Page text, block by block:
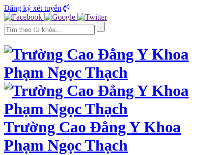
Đăng ký xét tuyển
Trường Cao Đẳng Y Khoa
Phạm Ngọc Thạch